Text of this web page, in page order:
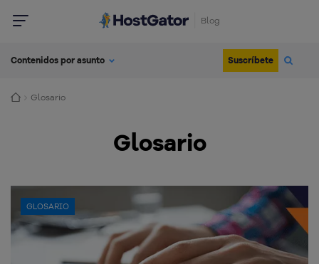
Blog
Contenidos por asunto Suscríbete
Glosario
Glosario
GLOSARIO